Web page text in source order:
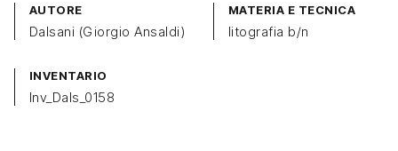
AUTORE
Dalsani (Giorgio Ansaldi)
MATERIA E TECNICA
litografia b/n
INVENTARIO
Inv_Dals_0158